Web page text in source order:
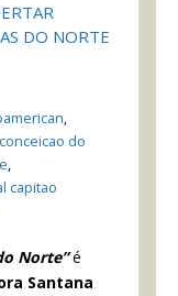
DO NORTE
,
do
,
capitao
Norte”é
Santana